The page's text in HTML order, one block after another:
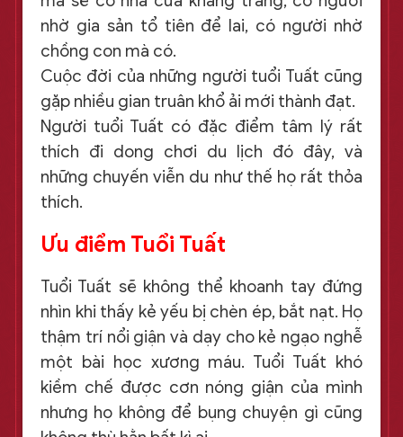
nhờ gia sản tổ tiên để lai, có người nhờ
chồng con mà có.
Cuộc đời của những người tuổi Tuất cũng
gặp nhiều gian truân khổ ải mới thành đạt.
Người tuổi Tuất có đặc điểm tâm lý rất
thích đi dong chơi du lịch đó đây, và
những chuyến viễn du như thế họ rất thỏa
thích.
Ưu điểm Tuổi Tuất
Tuổi Tuất sẽ không thể khoanh tay đứng
nhìn khi thấy kẻ yếu bị chèn ép, bắt nạt. Họ
thậm trí nổi giận và dạy cho kẻ ngạo nghễ
một bài học xương máu. Tuổi Tuất khó
kiềm chế được cơn nóng giận của mình
nhưng họ không để bụng chuyện gì cũng